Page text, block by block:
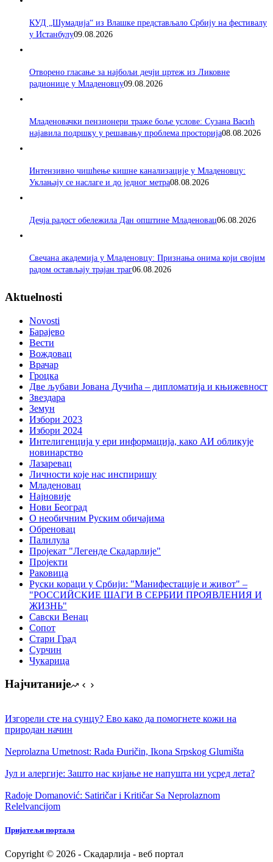
КУД „Шумадија“ из Влашке представљало Србију на фестивалу
у Истанбулу09.08.2026
Отворено гласање за најбољи дечји цртеж из Ликовне
радионице у Младеновцу09.08.2026
Младеновачки пензионери траже боље услове: Сузана Васић
најавила подршку у решавању проблема просторија08.08.2026
Интензивно чишћење кишне канализације у Младеновцу:
Уклањају се наслаге и до једног метра08.08.2026
Дечја радост обележила Дан општине Младеновац06.08.2026
Свечана академија у Младеновцу: Признања онима који својим
радом остављају трајан траг06.08.2026
Aktuelnosti
Novosti
Барајево
Вести
Вождовац
Врачар
Гроцка
Две љубави Јована Дучића – дипломатија и књижевност
Звездара
Земун
Избори 2023
Избори 2024
Интелигенција у ери информација, како АИ обликује
новинарство
Лазаревац
Личности које нас инспиришу
Младеновац
Најновије
Нови Београд
О необичним Руским обичајима
Обреновац
Палилула
Пројекат "Легенде Скадарлије"
Пројекти
Раковица
Руски кораци у Србији: "Манифестације и живот" –
"РОССИЙСКИЕ ШАГИ В СЕРБИИ ПРОЯВЛЕНИЯ И
ЖИЗНЬ"
Савски Венац
Сопот
Стари Град
Сурчин
Чукарица
Најчитаније
Изгорели сте на сунцу? Ево како да помогнете кожи на
природан начин
Neprolazna Umetnost: Rada Đuričin, Ikonа Srpskog Glumištа
Јул и алергије: Зашто нас кијање не напушта ни усред лета?
Radoje Domanović: Satiričar i Kritičar Sa Neprolaznom
Relelvancijom
Пријатељи портала
Copyright © 2026 - Скадарлија - веб портал